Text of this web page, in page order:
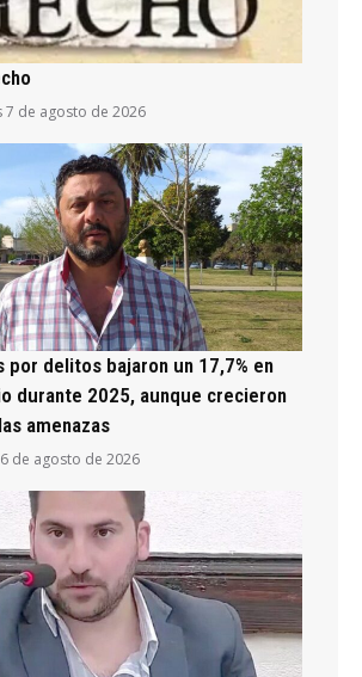
7 de agosto de 2026
por delitos bajaron un 17,7% en
durante 2025, aunque crecieron
amenazas
de agosto de 2026